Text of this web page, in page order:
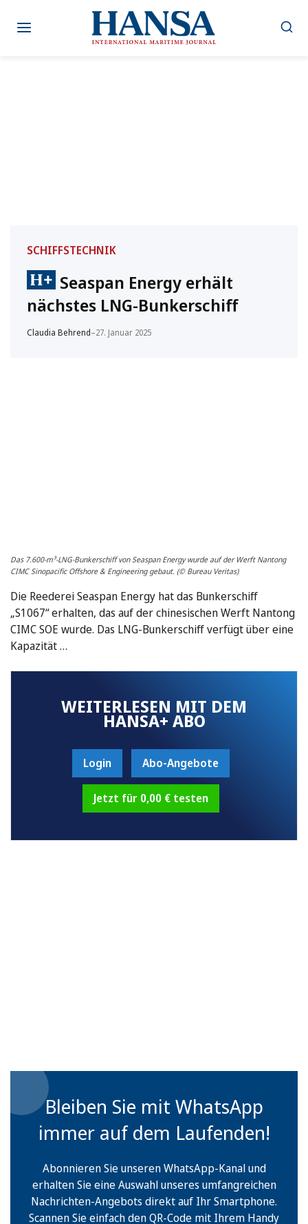
Inhalt
SCHIFFSTECHNIK
Seaspan Energy erhält
nächstes LNG-Bunkerschiff
Claudia Behrend–27. Januar 2025
Das 7.600-m³-LNG-Bunkerschiff von Seaspan Energy wurde auf der Werft Nantong
CIMC Sinopacific Offshore & Engineering gebaut. (© Bureau Veritas)
Die Reederei Seaspan Energy hat das Bunkerschiff
„S1067“ erhalten, das auf der chinesischen Werft Nantong
CIMC SOE wurde. Das LNG-Bunkerschiff verfügt über eine
Kapazität …
WEITERLESEN MIT DEM
HANSA+ ABO
Login Abo-Angebote
Jetzt für 0,00 € testen
Bleiben Sie mit WhatsApp
immer auf dem Laufenden!
Abonnieren Sie unseren WhatsApp-Kanal und
erhalten Sie eine Auswahl unseres umfangreichen
Nachrichten-Angebots direkt auf Ihr Smartphone.
Scannen Sie einfach den QR-Code mit Ihrem Handy